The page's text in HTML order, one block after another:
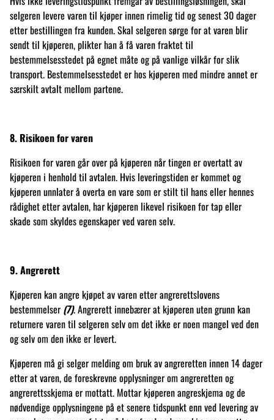
selgeren levere varen til kjøper innen rimelig tid og senest 30 dager
etter bestillingen fra kunden. Skal selgeren sørge for at varen blir
sendt til kjøperen, plikter han å få varen fraktet til
bestemmelsesstedet på egnet måte og på vanlige vilkår for slik
transport. Bestemmelsesstedet er hos kjøperen med mindre annet er
særskilt avtalt mellom partene.
8. Risikoen for varen
Risikoen for varen går over på kjøperen når tingen er overtatt av
kjøperen i henhold til avtalen. Hvis leveringstiden er kommet og
kjøperen unnlater å overta en vare som er stilt til hans eller hennes
rådighet etter avtalen, har kjøperen likevel risikoen for tap eller
skade som skyldes egenskaper ved varen selv.
9. Angrerett
Kjøperen kan angre kjøpet av varen etter angrerettslovens
bestemmelser (7). Angrerett innebærer at kjøperen uten grunn kan
returnere varen til selgeren selv om det ikke er noen mangel ved den
og selv om den ikke er levert.
Kjøperen må gi selger melding om bruk av angreretten innen 14 dager
etter at varen, de foreskrevne opplysninger om angreretten og
angrerettsskjema er mottatt. Mottar kjøperen angreskjema og de
nødvendige opplysningene på et senere tidspunkt enn ved levering av